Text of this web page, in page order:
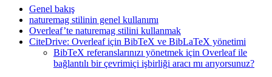
Genel bakış
naturemag stilinin genel kullanımı
Overleaf’te naturemag stilini kullanmak
CiteDrive: Overleaf için BibTeX ve BibLaTeX yönetimi
BibTeX referanslarınızı yönetmek için Overleaf ile
bağlantılı bir çevrimiçi işbirliği aracı mı arıyorsunuz?